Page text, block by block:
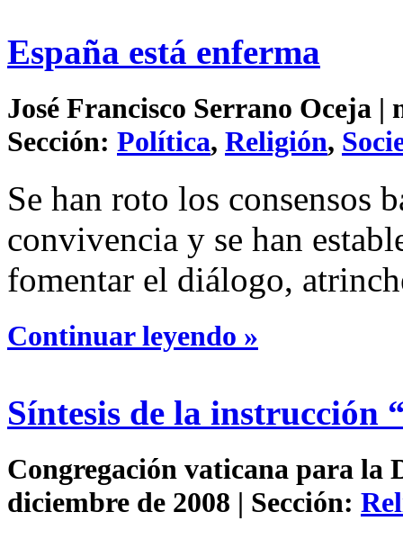
España está enferma
José Francisco Serrano Oceja |
Sección: Política, Religión,
Se han roto los consensos
convivencia y se han
fomentar el diálogo,
Continuar leyendo »
Síntesis de la instrucción
Congregación vaticana para la
diciembre de 2008 | Sección: